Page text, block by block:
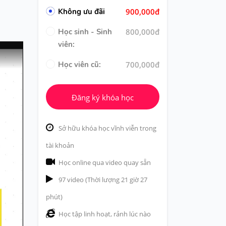
Không ưu đãi
900,000đ
Học sinh - Sinh
viên:
800,000đ
Học viên cũ: 700,000đ
Đăng ký khóa học
Sở hữu khóa học vĩnh viễn trong
tài khoản
Học online qua video quay sẵn
97 video (Thời lượng 21 giờ 27
phút)
Học tập linh hoạt, rảnh lúc nào